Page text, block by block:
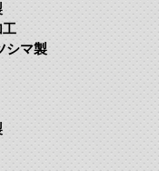
シマ製